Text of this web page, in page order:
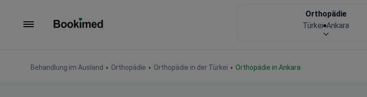
Behandlung im Ausland Orthopädie Orthopädie in der Türkei Orthopädie in Ankara
Orthopädie
Türkei Ankara